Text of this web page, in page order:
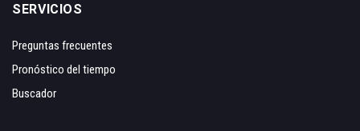
SERVICIOS
Preguntas frecuentes
Pronóstico del tiempo
Buscador